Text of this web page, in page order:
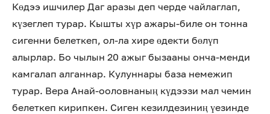
Көдээ ишчилер Даг аразы деп черде чайлаглап,
күзеглеп турар. Кышты хүр ажары-биле он тонна
сигенни белеткеп, ол-ла хире өдекти бөлүп
алырлар. Бо чылын 20 ажыг бызааны онча-менди
камгалап алганнар. Кулуннары база немежип
турар. Вера Анай-ооловнаның күдээзи мал чемин
белеткеп кирипкен. Сиген кезилдезиниң үезинде